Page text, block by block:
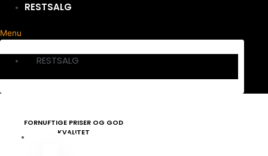
RESTSALG
Menu
RESTSALG
FORNUFTIGE PRISER OG GOD
KVALITET
VAGTTØJ